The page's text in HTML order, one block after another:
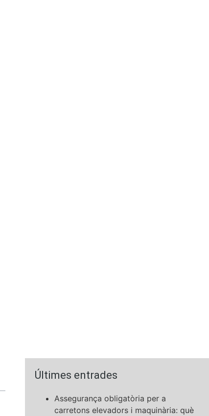
Últimes entrades
Assegurança obligatòria per a
carretons elevadors i maquinària: què